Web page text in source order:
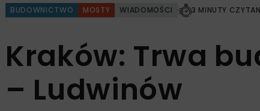
BUDOWNICTWO MOSTY WIADOMOŚCI 3 MINUTY
Kraków: Trwa
– Ludwinów